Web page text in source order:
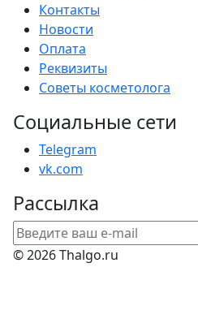
Контакты
Новости
Оплата
Реквизиты
Советы косметолога
Социальные сети
Telegram
vk.com
Рассылка
© 2026 Thalgo.ru